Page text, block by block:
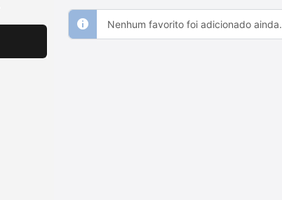
Nenhum favorito foi adicionado ainda.